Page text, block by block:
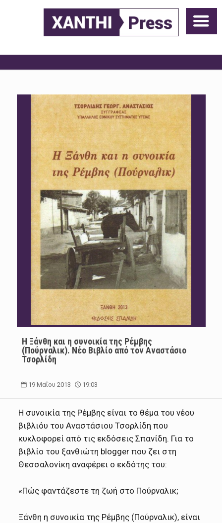
Η Ξάνθη και η συνοικία της Ρέμβης
(Πούρναλικ). Nέο Βιβλίο από τον Αναστάσιο
Τσορλίδη
19 Μαΐου 2013 19:03
Η συνοικία της Ρέμβης είναι το θέμα του νέου
βιβλιόυ του Αναστάσιου Τσορλίδη που
κυκλοφορεί από τις εκδόσεις Σπανίδη. Για το
βιβλίο του ξανθιώτη blogger που ζει στη
Θεσσαλονίκη αναφέρει ο εκδότης του:
«Πώς φαντάζεστε τη ζωή στο Πούρναλικ;
Ξάνθη η συνοικία της Ρέμβης (Πούρναλικ), είναι